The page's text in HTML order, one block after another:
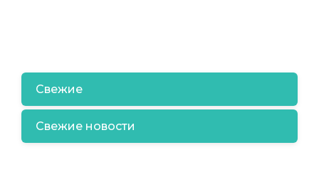
эффективно использовать РЧС. А.
Канцуров обозначил приоритеты
деятельности ГКРЧ в 2018-2020 годах.
Это упрощение процедуры получения
частот, выделение новых полос на
Свежие
Свежие новости